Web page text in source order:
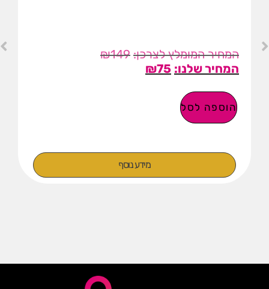
₪149
₪75
הוספה לסל
מידע נוסף